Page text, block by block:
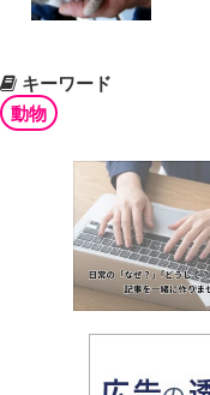
キーワード
動物